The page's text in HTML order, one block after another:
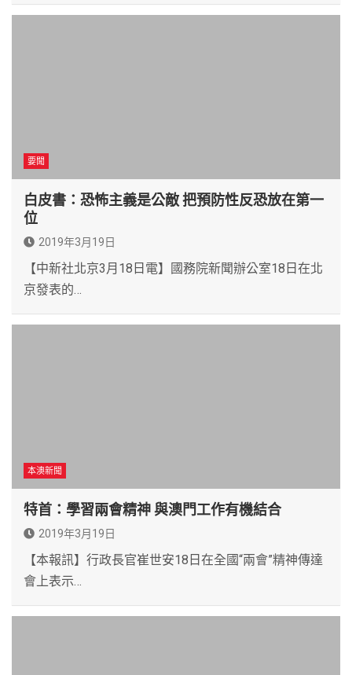
要聞
白皮書：恐怖主義是公敵 把預防性反恐放在第一
位
2019年3月19日
【中新社北京3月18日電】國務院新聞辦公室18日在北
京發表的…
本澳新聞
特首：學習兩會精神 與澳門工作有機結合
2019年3月19日
【本報訊】行政長官崔世安18日在全國“兩會”精神傳達
會上表示…